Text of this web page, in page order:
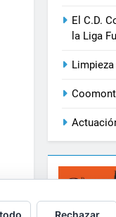
El C.D.
la Liga
Limpieza
Rechazar